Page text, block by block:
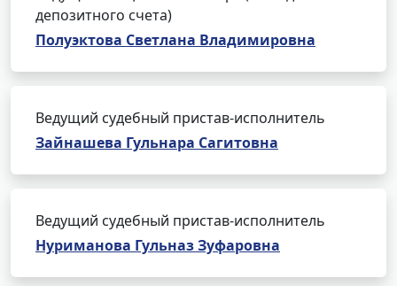
депозитного счета)
Полуэктова Светлана Владимировна
Ведущий судебный пристав-исполнитель
Зайнашева Гульнара Сагитовна
Ведущий судебный пристав-исполнитель
Нуриманова Гульназ Зуфаровна